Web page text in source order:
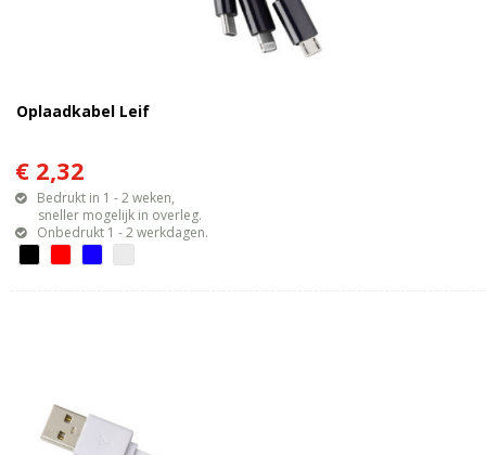
Oplaadkabel Leif
€ 2,32
Bedrukt in 1 - 2 weken,
sneller mogelijk in overleg.
Onbedrukt 1 - 2 werkdagen.